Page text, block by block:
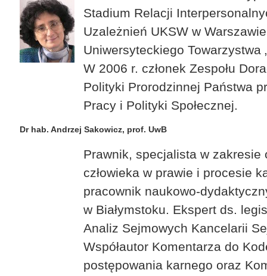
Stadium Relacji
Uzależnień UKSW w
Uniwersyteckiego Towarzystwa
W 2006 r. członek Zespołu
Polityki Prorodzinnej Państwa
Pracy i Polityki Społecznej.
Dr hab. Andrzej Sakowicz, prof. UwB
Prawnik, specjalista w zakresie
człowieka w prawie i procesie
pracownik naukowo-
w Białymstoku. Ekspert ds.
Analiz Sejmowych Kancelarii
Współautor Komentarza do
postępowania karnego oraz